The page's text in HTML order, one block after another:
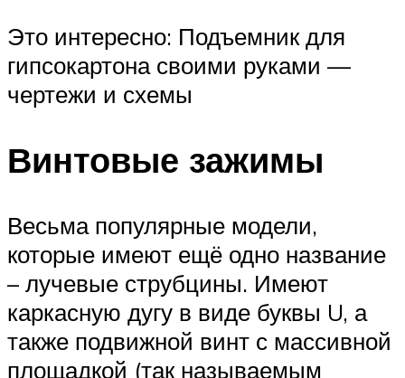
Это интересно: Подъемник для
гипсокартона своими руками —
чертежи и схемы
Винтовые зажимы
Весьма популярные модели,
которые имеют ещё одно название
– лучевые струбцины. Имеют
каркасную дугу в виде буквы U, а
также подвижной винт с массивной
площадкой (так называемым